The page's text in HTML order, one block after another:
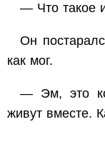
— Что такое
Он
как мог.
— Эм, это
живут вместе.